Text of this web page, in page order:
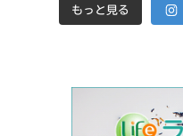
もっと見る